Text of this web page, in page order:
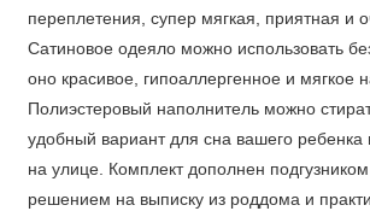
переплетения, супер мягкая, приятная и
Сатиновое одеяло можно использовать
оно красивое, гипоаллергенное и мягкое
Полиэстеровый наполнитель можно
удобный вариант для сна вашего
на улице. Комплект дополнен
решением на выписку из роддома и